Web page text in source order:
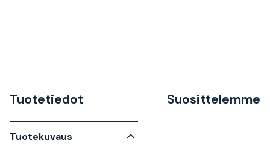
Tuotetiedot
Tuotekuvaus
Suosittelemme